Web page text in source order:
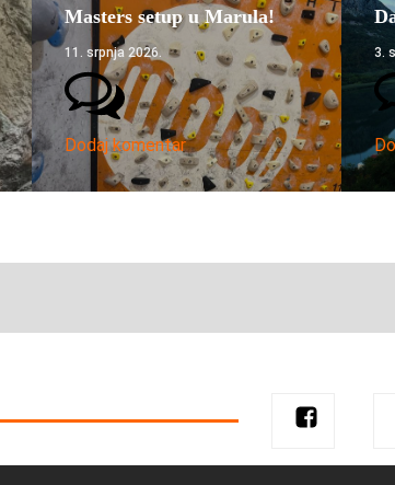
Masters setup u Marula!
11. srpnja 2026.
Dodaj komentar
3.